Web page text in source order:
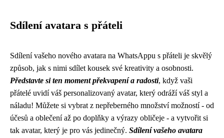
Sdílení avatara s přáteli
Sdílení vašeho nového avatara na WhatsAppu s přáteli je skvělý
způsob, jak s nimi sdílet kousek své kreativity a osobnosti.
Představte si ten moment překvapení a radosti, když vaši
přátelé uvidí váš personalizovaný avatar, který odráží váš styl a
náladu! Můžete si vybrat z nepřeberného množství možností - od
účesů a oblečení až po doplňky a výrazy obličeje - a vytvořit si
tak avatar, který je pro vás jedinečný. Sdílení vašeho avatara